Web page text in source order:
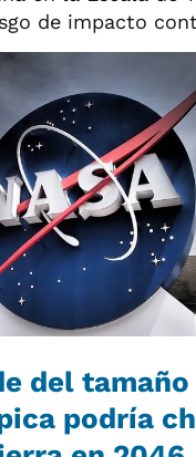
de impacto
del tamaño
podría